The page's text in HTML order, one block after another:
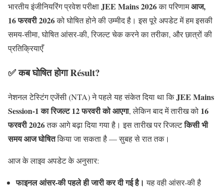
भारतीय इंजीनियरिंग प्रवेश परीक्षाJEE Mains 2026का परिणामआज,
16 फरवरी 2026को घोषित होने की उम्मीद है। इस पूरे अपडेट में हम इसकी
समय-सीमा, घोषित आंसर-की, रिजल्ट चेक करने का तरीका, और छात्रों की
प्रतिक्रियाएँ
✅कब घोषित होगा Résult?
नेशनल टेस्टिंग एजेंसी (NTA) ने पहले यह संकेत दिया था किJEE Mains
Session-1 का रिजल्ट 12 फरवरी को आएगा, लेकिन बाद में तारीख को 16
फरवरी 2026तक आगे बढ़ा दिया गया है। इस तारीख पर रिजल्टकिसी भी
समय आज घोषितकिया जा सकता है — सुबह से रात तक।
आज के लाइव अपडेट के अनुसार:
फाइनल आंसर-की पहले ही जारी कर दी गई है। यह वही आंसर-की है